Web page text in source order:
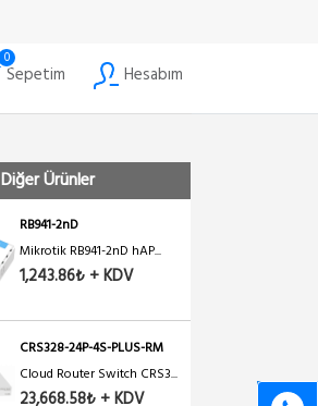
0
Sepetim Hesabım
Diğer Ürünler
RB941-2nD
Mikrotik RB941-2nD hAP...
1,243.86₺ + KDV
CRS328-24P-4S-PLUS-RM
Cloud Router Switch CRS3...
23,668.58₺ + KDV